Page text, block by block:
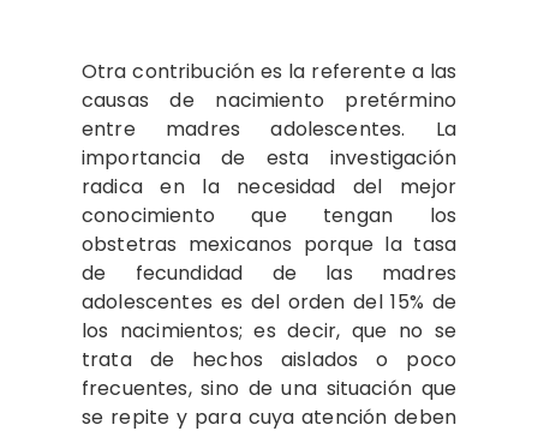
Otra contribución es la referente a las
causas de nacimiento pretérmino
entre madres adolescentes. La
importancia de esta investigación
radica en la necesidad del mejor
conocimiento que tengan los
obstetras mexicanos porque la tasa
de fecundidad de las madres
adolescentes es del orden del 15% de
los nacimientos; es decir, que no se
trata de hechos aislados o poco
frecuentes, sino de una situación que
se repite y para cuya atención deben